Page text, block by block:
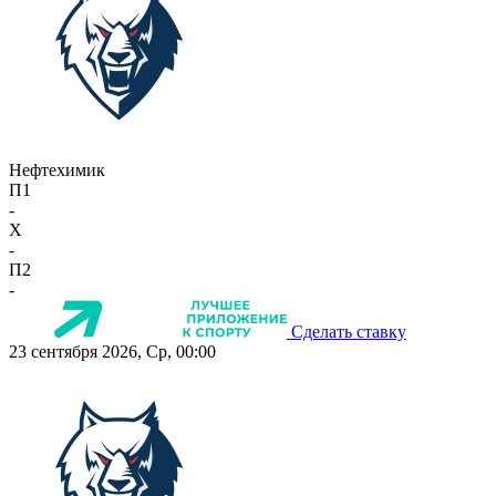
Нефтехимик
П1
-
X
-
П2
-
Сделать ставку
23 сентября 2026, Ср, 00:00